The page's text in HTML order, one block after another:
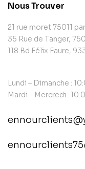
Nous Trouver
21 rue moret 75011
35 Rue de Tanger,
118 Bd Félix Faure,
Lundi – Dimanche :
Mardi – Mercredi :